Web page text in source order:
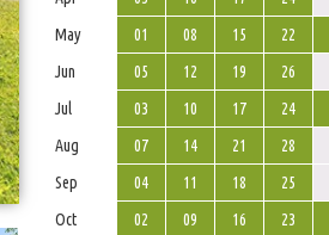
May
01 08 15 22
Jun
05 12 19
26
Jul
03 10 17 24
Aug
07 14 21
28
Sep
04 11 18
25
Oct
02 09 16 23